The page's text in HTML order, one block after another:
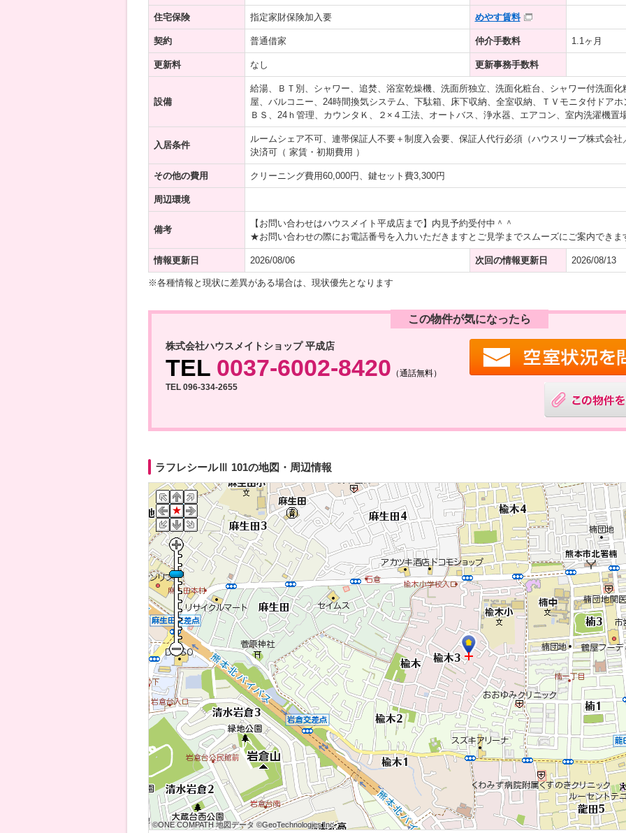
住宅保険 指定家財保険加入要 めやす賃料
契約 普通借家 仲介手数料 1.1ヶ月
更新料 なし 更新事務手数料
設備
給湯、ＢＴ別、シャワー、追焚、浴室乾燥機、洗面所独立、洗面化粧台、シャワー付洗面
屋、バルコニー、24時間換気システム、下駄箱、床下収納、全室収納、ＴＶモニタ付ドア
ＢＳ、24ｈ管理、カウンタＫ、２×４工法、オートバス、浄水器、エアコン、室内洗濯機置
入居条件
ルームシェア不可、連帯保証人不要＋制度入会要、保証人代行必須（ハウスリーブ株式会
決済可（ 家賃・初期費用 ）
その他の費用 クリーニング費用60,000円、鍵セット費3,300円
周辺環境
備考
【お問い合わせはハウスメイト平成店まで】内見予約受付中＾＾
★お問い合わせの際にお電話番号を入力いただきますとご見学までスムーズにご案内でき
情報更新日 2026/08/06 次回の情報更新日 2026/08/13
※各種情報と現状に差異がある場合は、現状優先となります
この物件が気になったら
株式会社ハウスメイトショップ 平成店
TEL 0037-6002-8420 （通話無料）
TEL 096-334-2655
ラフレシールⅢ 101の地図・周辺情報
©ONE COMPATH 地図データ ©GeoTechnologies Inc.
©ONE COMPATH 地図データ ©GeoTechnologies Inc.
©ONE COMPATH 地図データ ©GeoTechnologies Inc.
©ONE COMPATH 地図データ ©GeoTechnologies Inc.
©ONE COMPATH 地図データ ©GeoTechnologies Inc.
©ONE COMPATH 地図データ ©GeoTechnologies Inc.
©ONE COMPATH 地図データ ©GeoTechnologies Inc.
©ONE COMPATH 地図データ ©GeoTechnologies Inc.
©ONE COMPATH 地図データ ©GeoTechnologies Inc.